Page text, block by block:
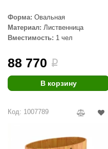
Форма: Овальная
Материал: Лиственница
Вместимость: 1 чел
88 770 i
В корзину
Код: 1007789